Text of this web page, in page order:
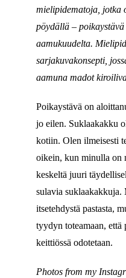
mielipidematoja, jotka
pöydällä –
aamukuudelta.
sarjakuvakonsepti,
aamuna madot
Poikaystävä on
jo eilen. Suklaakakku
kotiin. Olen ilmeisesti
oikein, kun minulla on
keskeltä juuri
sulavia suklaakakkuja.
itsetehdystä pastasta,
tyydyn toteamaan, että
keittiössä odotetaan.
Photos from my